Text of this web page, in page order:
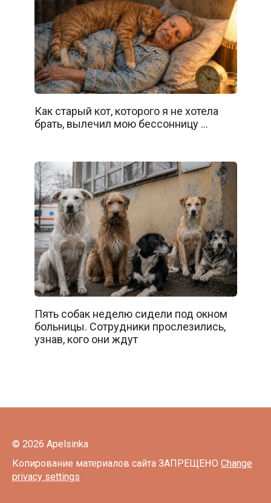
Как старый кот, которого я не хотела
брать, вылечил мою бессонницу …
Пять собак неделю сидели под окном
больницы. Сотрудники прослезились,
узнав, кого они ждут
© 2026 Apelsinka
Копирование материалов сайта ЗАПРЕЩЕНО Change
privacy settings